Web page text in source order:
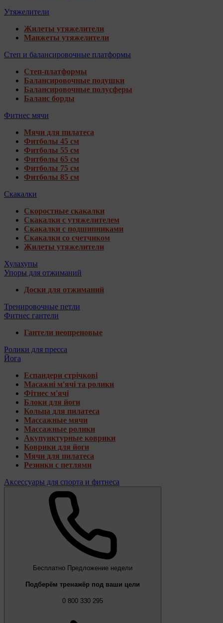
Утяжелители
Жилеты утяжелители
Манжеты утяжелители
Степ и балансировочные платформы
Степ-платформы
Балансировочные подушки
Балансировочные полусферы
Баланс борды
Фитнес мячи
Мячи для пилатеса
Фитболы 45 см
Фитболы 55 см
Фитболы 65 см
Фитболы 75 см
Фитболы 85 см
Скакалки
Скоростные скакалки
Скакалки с утяжелителем
Скакалки с подшипниками
Скакалки со счетчиком
Жилеты утяжелители
Хулахупы
Упоры для отжиманий
Доски для отжиманий
Тренировочные петли
Фитнес гантели
Гантели неопреновые
Ролики для пресса
Йога
Еспандери стрічкові
Масажні м'ячі та ролики
Фітнес м'ячі
Блоки для йоги
Кольца для пилатеса
Массажные мячи
Массажные ролики
Акупунктурные коврики
Коврики для йоги
Мячи для пилатеса
Резинки с петлями
Аксессуары для спорта и фитнеса
Бесплатно Предложение недели
Подберём тренажёр под ваши цели
0 800 330 295